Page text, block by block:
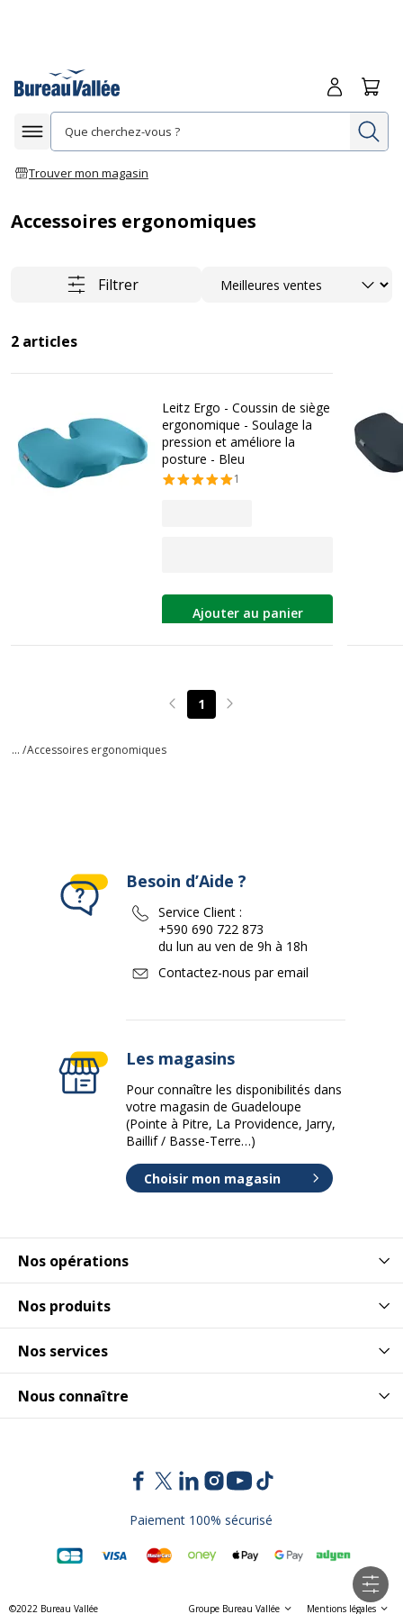
Afficher la navigation
Trouver mon magasin
Me
Accessoires ergonomiques
Filtrer Trier
2 articles
Leitz Ergo - Coussin de siège
ergonomique - Soulage la
pression et améliore la
posture - Bleu
1
Ajouter au panier
Page précédente
1 Page suivante
... /Accessoires ergonomiques
Nos opérations
Nos produits
Nos services
Nous connaître
Besoin d’Aide ?
Service Client :
+590 690 722 873
du lun au ven de 9h à 18h
Contactez-nous par email
Les magasins
Pour connaître les disponibilités dans
votre magasin de Guadeloupe
(Pointe à Pitre, La Providence, Jarry,
Baillif / Basse-Terre…)
Choisir mon magasin
Paiement 100% sécurisé
©2022 Bureau Vallée Groupe Bureau Vallée Mentions légales